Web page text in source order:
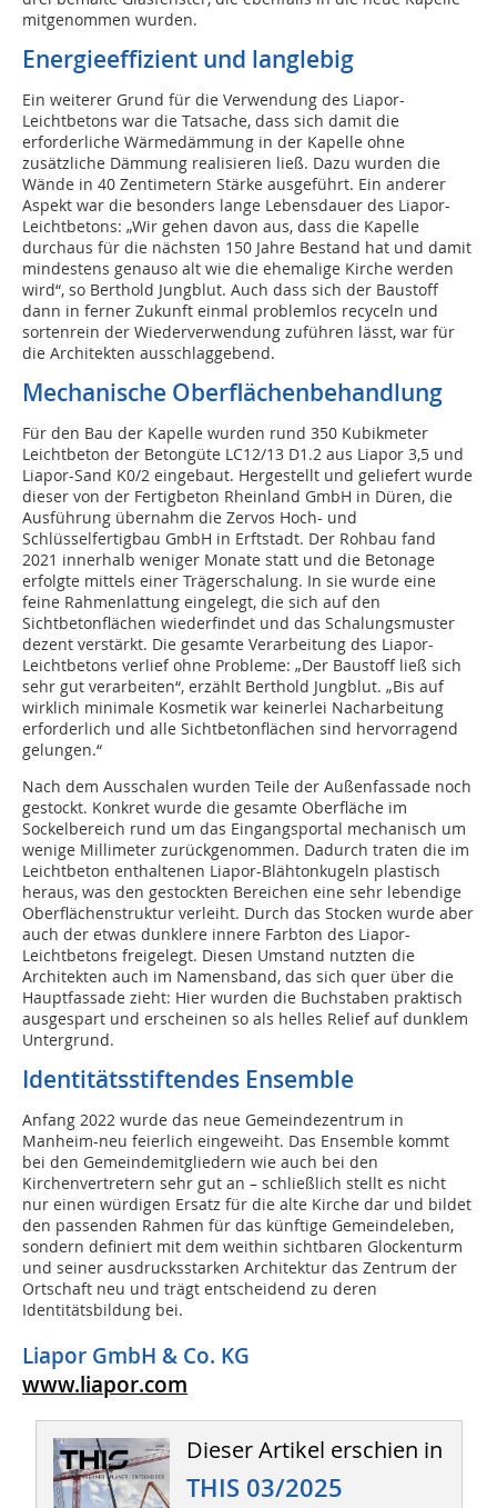
mitgenommen wurden.
Energieeffizient und langlebig
Ein weiterer Grund für die Verwendung des Liapor-
Leichtbetons war die Tatsache, dass sich damit die
erforderliche Wärmedämmung in der Kapelle ohne
zusätzliche Dämmung realisieren ließ. Dazu wurden die
Wände in 40 Zentimetern Stärke ausgeführt. Ein anderer
Aspekt war die besonders lange Lebensdauer des Liapor-
Leichtbetons: „Wir gehen davon aus, dass die Kapelle
durchaus für die nächsten 150 Jahre Bestand hat und damit
mindestens genauso alt wie die ehemalige Kirche werden
wird“, so Berthold Jungblut. Auch dass sich der Baustoff
dann in ferner Zukunft einmal problemlos recyceln und
sortenrein der Wiederverwendung zuführen lässt, war für
die Architekten ausschlaggebend.
Mechanische Oberflächenbehandlung
Für den Bau der Kapelle wurden rund 350 Kubikmeter
Leichtbeton der Betongüte LC12/13 D1.2 aus Liapor 3,5 und
Liapor-Sand K0/2 eingebaut. Hergestellt und geliefert wurde
dieser von der Fertigbeton Rheinland GmbH in Düren, die
Ausführung übernahm die Zervos Hoch- und
Schlüsselfertigbau GmbH in Erftstadt. Der Rohbau fand
2021 innerhalb weniger Monate statt und die Betonage
erfolgte mittels einer Trägerschalung. In sie wurde eine
feine Rahmenlattung eingelegt, die sich auf den
Sichtbetonflächen wiederfindet und das Schalungsmuster
dezent verstärkt. Die gesamte Verarbeitung des Liapor-
Leichtbetons verlief ohne Probleme: „Der Baustoff ließ sich
sehr gut verarbeiten“, erzählt Berthold Jungblut. „Bis auf
wirklich minimale Kosmetik war keinerlei Nacharbeitung
erforderlich und alle Sichtbetonflächen sind hervorragend
gelungen.“
Nach dem Ausschalen wurden Teile der Außenfassade noch
gestockt. Konkret wurde die gesamte Oberfläche im
Sockelbereich rund um das Eingangsportal mechanisch um
wenige Millimeter zurückgenommen. Dadurch traten die im
Leichtbeton enthaltenen Liapor-Blähtonkugeln plastisch
heraus, was den gestockten Bereichen eine sehr lebendige
Oberflächenstruktur verleiht. Durch das Stocken wurde aber
auch der etwas dunklere innere Farbton des Liapor-
Leichtbetons freigelegt. Diesen Umstand nutzten die
Architekten auch im Namensband, das sich quer über die
Hauptfassade zieht: Hier wurden die Buchstaben praktisch
ausgespart und erscheinen so als helles Relief auf dunklem
Untergrund.
Identitätsstiftendes Ensemble
Anfang 2022 wurde das neue Gemeindezentrum in
Manheim-neu feierlich eingeweiht. Das Ensemble kommt
bei den Gemeindemitgliedern wie auch bei den
Kirchenvertretern sehr gut an – schließlich stellt es nicht
nur einen würdigen Ersatz für die alte Kirche dar und bildet
den passenden Rahmen für das künftige Gemeindeleben,
sondern definiert mit dem weithin sichtbaren Glockenturm
und seiner ausdrucksstarken Architektur das Zentrum der
Ortschaft neu und trägt entscheidend zu deren
Identitätsbildung bei.
Liapor GmbH & Co. KG
www.liapor.com
Dieser Artikel erschien in
THIS 03/2025